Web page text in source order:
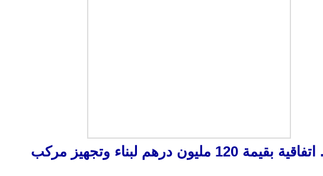
الرشيدية.. اتفاقية بقيمة 120 مليون درهم لبناء وتجهيز مركب